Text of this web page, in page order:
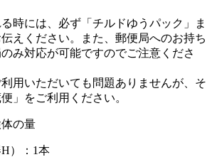
時には、必ず「チルドゆうパック」ま
えください。また、郵便局へのお持ち
み対応が可能ですのでご注意くださ
用いただいても問題ありませんが、そ
」をご利用ください。
の量
）：1本